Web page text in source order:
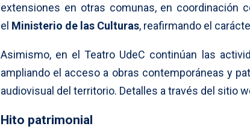
extensiones en otras comunas, en coordinación
el Ministerio de las Culturas, reafirmando el
Asimismo, en el Teatro UdeC continúan las
ampliando el acceso a obras contemporáneas y
audiovisual del territorio. Detalles a través del sitio
Hito patrimonial